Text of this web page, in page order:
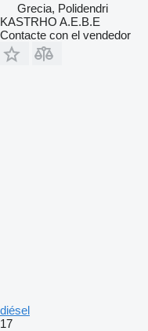
Grecia, Polidendri
KASTRHO A.E.B.E
Contacte con el vendedor
diésel
17